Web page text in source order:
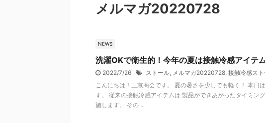
メルマガ20220728
NEWS
洗濯OKで衛生的！今年の夏は接触冷感アイテ
2022/7/26 ストール, メルマガ20220728, 接触冷感ス
こんにちは！三京商会です。 夏の暑さを少しでも軽く！ 本日
す。 従来の接触冷感アイテムは 製品ができあがったタイミン
施します。 その ...